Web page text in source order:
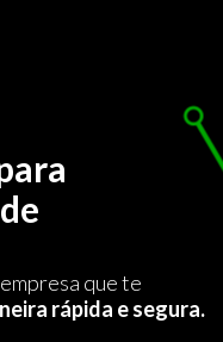
que te
rápida e segura.